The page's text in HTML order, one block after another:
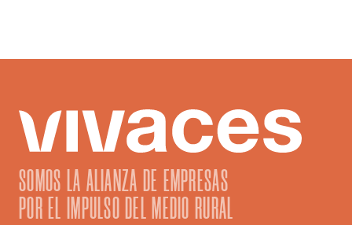
SOMOS LA ALIANZA DE EMPRESAS
POR EL IMPULSO DEL MEDIO RURAL